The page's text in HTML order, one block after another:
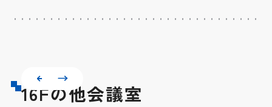
16Fの他会議室